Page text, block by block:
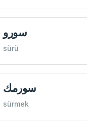
سورو
sürü
سورمك
sürmek